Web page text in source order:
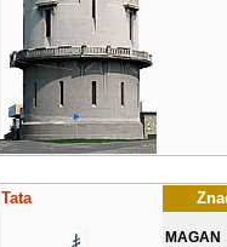
Tata
MAGAN